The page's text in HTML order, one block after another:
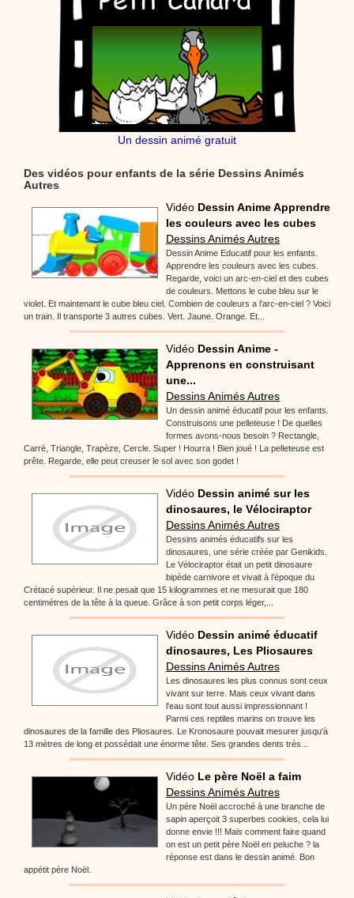
Un dessin animé gratuit
Des vidéos pour enfants de la série Dessins Animés
Autres
Vidéo Dessin Anime Apprendre
les couleurs avec les cubes
Dessins Animés Autres
Dessin Anime Educatif pour les enfants.
Apprendre les couleurs avec les cubes.
Regarde, voici un arc-en-ciel et des cubes
de couleurs. Mettons le cube bleu sur le
violet. Et maintenant le cube bleu ciel. Combien de couleurs a l’arc-en-ciel ? Voici
un train. Il transporte 3 autres cubes. Vert. Jaune. Orange. Et...
Vidéo Dessin Anime -
Apprenons en construisant
une...
Dessins Animés Autres
Un dessin animé éducatif pour les enfants.
Construisons une pelleteuse ! De quelles
formes avons-nous besoin ? Rectangle,
Carré, Triangle, Trapèze, Cercle. Super ! Hourra ! Bien joué ! La pelleteuse est
prête. Regarde, elle peut creuser le sol avec son godet !
Vidéo Dessin animé sur les
dinosaures, le Vélociraptor
Dessins Animés Autres
Dessins animés éducatifs sur les
dinosaures, une série créée par Genikids.
Le Vélociraptor était un petit dinosaure
bipède carnivore et vivait à l’époque du
Crétacé supérieur. Il ne pesait que 15 kilogrammes et ne mesurait que 180
centimètres de la tête à la queue. Grâce à son petit corps léger,...
Vidéo Dessin animé éducatif
dinosaures, Les Pliosaures
Dessins Animés Autres
Les dinosaures les plus connus sont ceux
vivant sur terre. Mais ceux vivant dans
l'eau sont tout aussi impressionnant !
Parmi ces reptiles marins on trouve les
dinosaures de la famille des Pliosaures. Le Kronosaure pouvait mesurer jusqu'à
13 mètres de long et possédait une énorme tête. Ses grandes dents très...
Vidéo Le père Noël a faim
Dessins Animés Autres
Un père Noël accroché à une branche de
sapin aperçoit 3 superbes cookies, cela lui
donne envie !!! Mais comment faire quand
on est un petit père Noël en peluche ? la
réponse est dans le dessin animé. Bon
appétit pére Noël.